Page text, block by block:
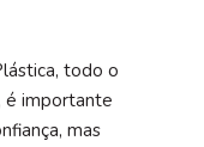
todo o
é importante
mas